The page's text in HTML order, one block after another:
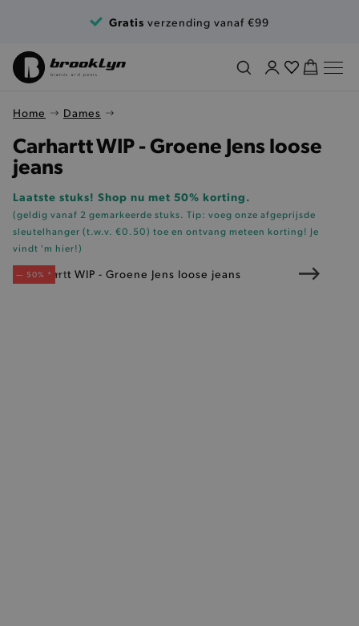
Gratis verzending vanaf €99
Home Dames
Carhartt WIP - Groene Jens loose
jeans
Laatste stuks! Shop nu met 50% korting.
(geldig vanaf 2 gemarkeerde stuks. Tip: voeg onze afgeprijsde
sleutelhanger (t.w.v. €0.50) toe en ontvang meteen korting! Je
vindt 'm hier!)
— 50% *